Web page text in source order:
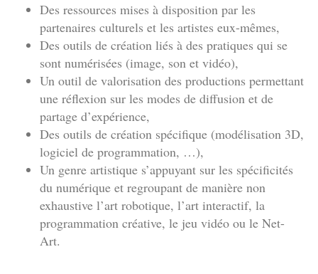
Des ressources mises à disposition par les
partenaires culturels et les artistes eux-mêmes,
Des outils de création liés à des pratiques qui se
sont numérisées (image, son et vidéo),
Un outil de valorisation des productions permettant
une réflexion sur les modes de diffusion et de
partage d’expérience,
Des outils de création spécifique (modélisation 3D,
logiciel de programmation, …),
Un genre artistique s’appuyant sur les spécificités
du numérique et regroupant de manière non
exhaustive l’art robotique, l’art interactif, la
programmation créative, le jeu vidéo ou le Net-
Art.